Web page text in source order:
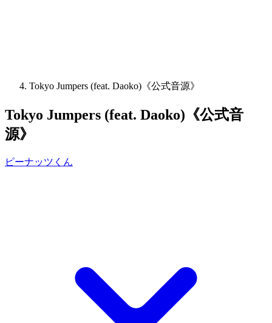
Tokyo Jumpers (feat. Daoko)《公式音源》
Tokyo Jumpers (feat. Daoko)《公式音
源》
ピーナッツくん